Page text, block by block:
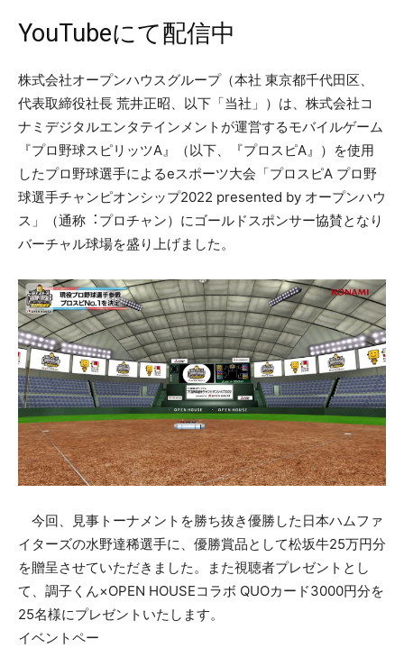
YouTubeにて配信中
株式会社オープンハウスグループ（本社 東京都千代⽥区、
代表取締役社⻑ 荒井正昭、以下「当社」）は、株式会社コ
ナミデジタルエンタテインメントが運営するモバイルゲーム
『プロ野球スピリッツA』（以下、『プロスピA』）を使⽤
したプロ野球選⼿によるeスポーツ⼤会「プロスピA プロ野
球選⼿チャンピオンシップ2022 presented by オープンハウ
ス」（通称︓プロチャン）にゴールドスポンサー協賛となり
バーチャル球場を盛り上げました。
今回、⾒事トーナメントを勝ち抜き優勝した⽇本ハムファ
イターズの⽔野達稀選⼿に、優勝賞品として松坂⽜25万円分
を贈呈させていただきました。また視聴者プレゼントとし
て、調⼦くん×OPEN HOUSEコラボ QUOカード3000円分を
25名様にプレゼントいたします。
イベントペー